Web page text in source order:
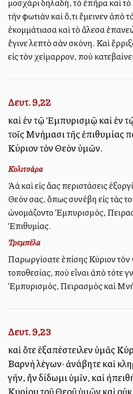
τὴν φωτιὰν καὶ ὅ,τι ἔμεινεν ἀπὸ
ἐκομμάτιασα καὶ τὸ ἄλεσα
ἔγινε λεπτὸ σὰν σκόνη. Καὶ
εἰς τὸν χείμαρρον, ποὺ
Δευτ. 9,22
καὶ ἐν τῷ Ἐμπυρισμῷ καὶ ἐν
τοῖς Μνήμασι τῆς ἐπιθυμίας
Κύριον τὸν Θεὸν ὑμῶν.
Κολιτσάρα
Ἀλλὰ καὶ εἰς ἄλλας περιστάσεις
Θεόν σας, ὅπως συνέβη εἰς τὰς
ὠνομάζοντο Ἐμπυρισμός,
Ἐπιθυμίας.
Τρεμπέλα
Παρωργίσατε ἐπίσης Κύριον τὸν
τοποθεσίας, ποὺ εἶναι ἀπὸ τότε
Ἐμπυρισμός, Πειρασμὸς καὶ
Δευτ. 9,23
καὶ ὅτε ἐξαπέστειλεν ὑμᾶς
Βαρνὴ λέγων· ἀνάβητε καὶ
γῆν, ἣν δίδωμι ὑμῖν, καὶ
Κυρίου τοῦ Θεοῦ ὑμῶν καὶ